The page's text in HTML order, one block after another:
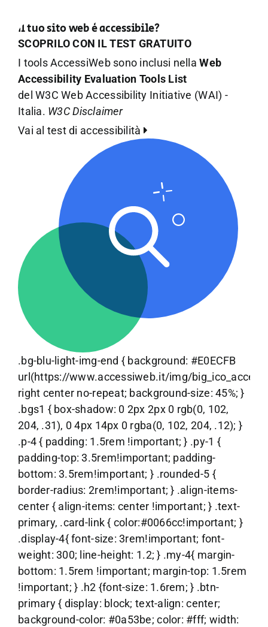
Il tuo sito web è accessibile?
SCOPRILO CON IL TEST GRATUITO
I tools AccessiWeb sono inclusi nellaWeb
Accessibility Evaluation Tools List
del W3C Web Accessibility Initiative (WAI) -
Italia. W3C Disclaimer
Vai al test di accessibilità
.bg-blu-light-img-end { background: #E0ECFB
url(https://www.accessiweb.it/img/
right center no-repeat; background-size: 45%; }
.bgs1 { box-shadow: 0 2px 2px 0 rgb(0, 102,
204, .31), 0 4px 14px 0 rgba(0, 102, 204, .12); }
.p-4 { padding: 1.5rem !important; } .py-1 {
padding-top: 3.5rem!important; padding-
bottom: 3.5rem!important; } .rounded-5 {
border-radius: 2rem!important; } .align-items-
center { align-items: center !important; } .text-
primary, .card-link { color:#0066cc!important; }
.display-4{ font-size: 3rem!important; font-
weight: 300; line-height: 1.2; } .my-4{ margin-
bottom: 1.5rem !important; margin-top: 1.5rem
!important; } .h2 {font-size: 1.6rem; } .btn-
primary { display: block; text-align: center;
background-color: #0a53be; color: #fff; width: